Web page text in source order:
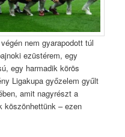
nem gyarapodott túl
ezüstérem, egy
egy harmadik körös
Ligakupa győzelem gyűlt
amit nagyrészt a
köszönhettünk – ezen